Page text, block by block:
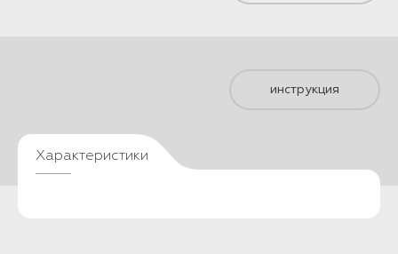
инструкция
Характеристики